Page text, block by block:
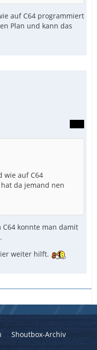
auf C64 programmiert
Plan und kann das
wie auf C64
da jemand nen
C64 konnte man damit
weiter hilft.
Shoutbox-Archiv